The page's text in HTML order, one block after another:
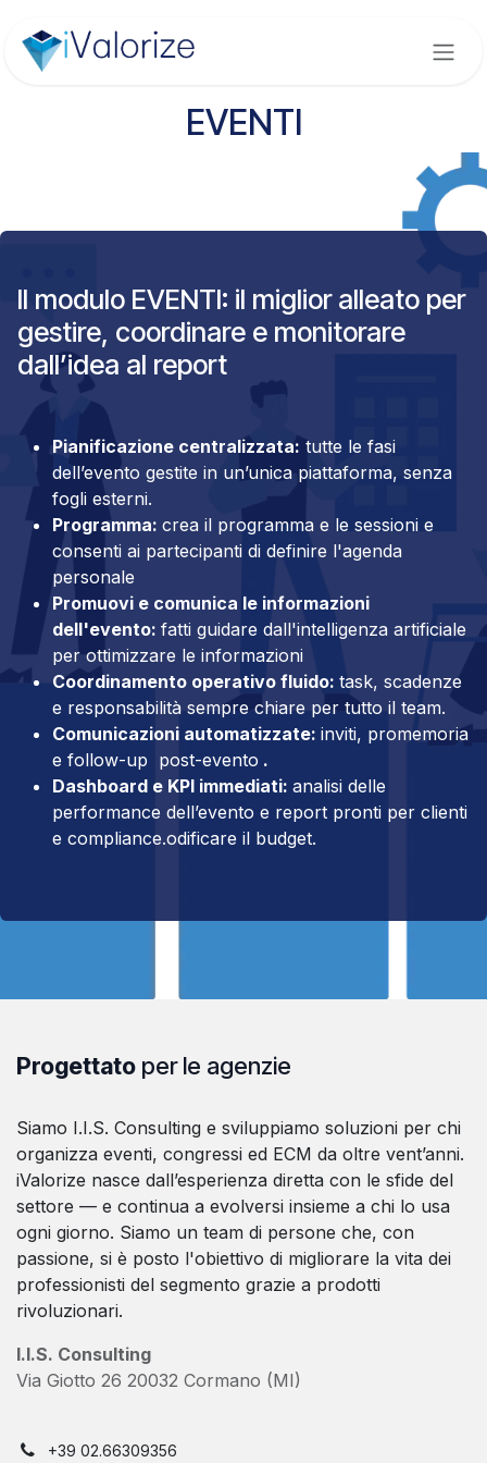
EVENTI
Il modulo EVENTI: il miglior alleato per
gestire, coordinare e monitorare
dall’idea al report
Pianificazione centralizzata: tutte le fasi
dell’evento gestite in un’unica piattaforma, senza
fogli esterni.
Programma: crea il programma e le sessioni e
consenti ai partecipanti di definire l'agenda
personale
Promuovi e comunica le informazioni
dell'evento: fatti guidare dall'intelligenza artificiale
per ottimizzare le informazioni
Coordinamento operativo fluido: task, scadenze
e responsabilità sempre chiare per tutto il team.
Comunicazioni automatizzate: inviti, promemoria
e follow-up post-evento .
Dashboard e KPI immediati: analisi delle
performance dell’evento e report pronti per clienti
e compliance.odificare il budget.
Progettato per le agenzie
Siamo I.I.S. Consulting e sviluppiamo soluzioni per chi
organizza eventi, congressi ed ECM da oltre vent’anni.
iValorize nasce dall’esperienza diretta con le sfide del
settore — e continua a evolversi insieme a chi lo usa
ogni giorno. Siamo un team di persone che, con
passione, si è posto l'obiettivo di migliorare la vita dei
professionisti del segmento grazie a prodotti
rivoluzionari.
I.I.S. Consulting
Via Giotto 26 20032 Cormano (MI)
+39 02.66309356